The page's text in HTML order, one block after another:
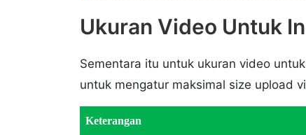
Ukuran Video Untuk
Sementara itu untuk ukuran video
untuk mengatur maksimal size upload
Keterangan